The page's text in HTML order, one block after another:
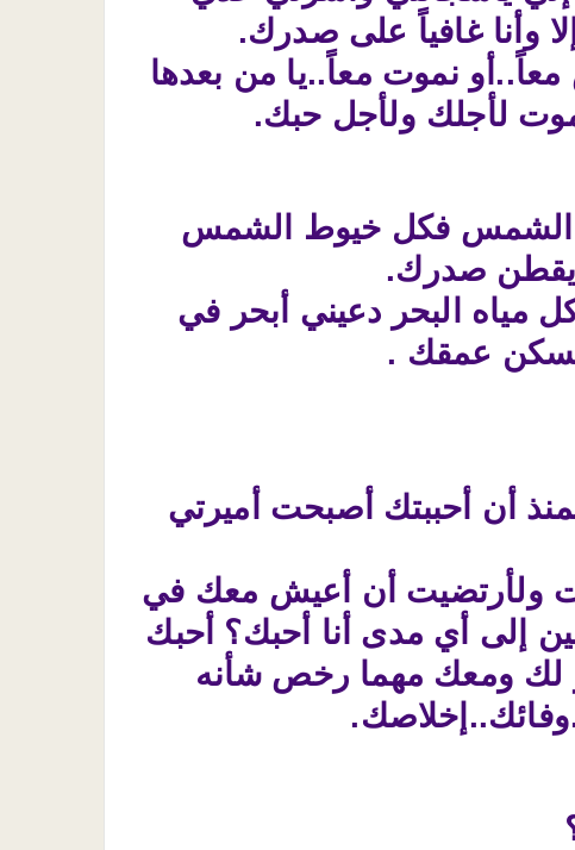
وأنا غافياً على صدرك.
نموت معاً..يا من بعدها
لأجلك ولأجل حبك.
الشمس فكل خيوط الشمس
يقطن صدرك.
مياه البحر دعيني أبحر في
تسكن عمقك .
أن أحببتك أصبحت أميرتي
ولأرتضيت أن أعيش معك في
إلى أي مدى أنا أحبك؟ أحبك
و لك ومعك مهما رخص شأنه